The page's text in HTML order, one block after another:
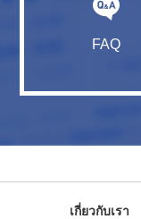
FAQ
เกี่ยวกับเรา